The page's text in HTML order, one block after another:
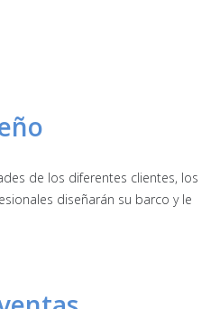
de los diferentes clientes, los
diseñarán su barco y le